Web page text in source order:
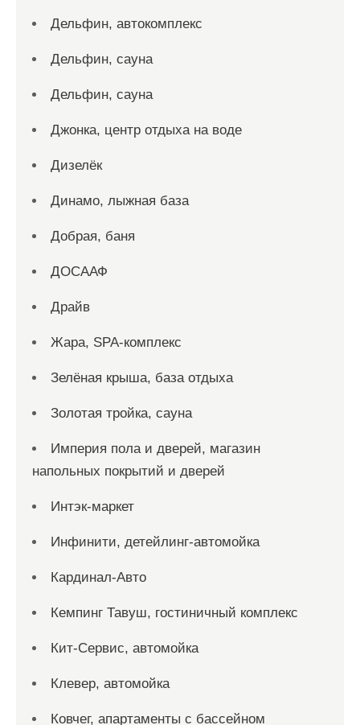
Дельфин, автокомплекс
Дельфин, сауна
Дельфин, сауна
Джонка, центр отдыха на воде
Дизелёк
Динамо, лыжная база
Добрая, баня
ДОСААФ
Драйв
Жара, SPA-комплекс
Зелёная крыша, база отдыха
Золотая тройка, сауна
Империя пола и дверей, магазин
напольных покрытий и дверей
Интэк-маркет
Инфинити, детейлинг-автомойка
Кардинал-Авто
Кемпинг Тавуш, гостиничный комплекс
Кит-Сервис, автомойка
Клевер, автомойка
Ковчег, апартаменты с бассейном